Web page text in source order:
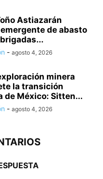
Astiazarán
de abasto
- agosto 4, 2026
minera
la transición
de México: Sitten...
- agosto 4, 2026